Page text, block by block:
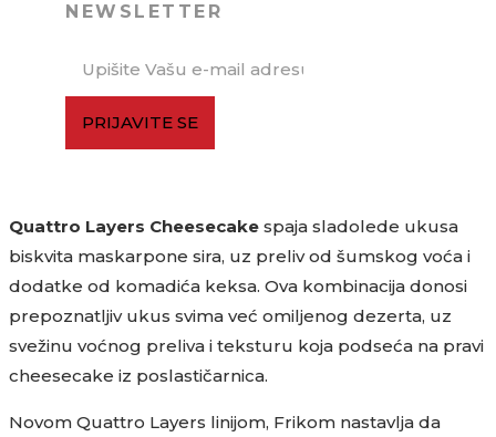
NEWSLETTER
PRIJAVITE SE
Quattro Layers Cheesecake spaja sladolede ukusa
biskvita maskarpone sira, uz preliv od šumskog voća i
dodatke od komadića keksa. Ova kombinacija donosi
prepoznatljiv ukus svima već omiljenog dezerta, uz
svežinu voćnog preliva i teksturu koja podseća na pravi
cheesecake iz poslastičarnica.
Novom Quattro Layers linijom, Frikom nastavlja da